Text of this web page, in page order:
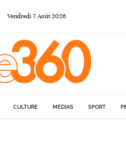
Vendredi 7Août 2026
CULTURE MÉDIAS SPORT